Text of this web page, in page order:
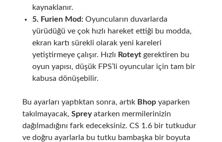
kaynaklanır.
5. Furien Mod:Oyuncuların duvarlarda
yürüdüğü ve çok hızlı hareket ettiği bu modda,
ekran kartı sürekli olarak yeni kareleri
yetiştirmeye çalışır. Hızlı Roteytgerektiren bu
oyun yapısı, düşük FPS’li oyuncular için tam bir
kabusa dönüşebilir.
Bu ayarları yaptıktan sonra, artık Bhopyaparken
takılmayacak, Spreyatarken mermilerinizin
dağılmadığını fark edeceksiniz. CS 1.6 bir tutkudur
ve doğru ayarlarla bu tutku bambaşka bir boyuta